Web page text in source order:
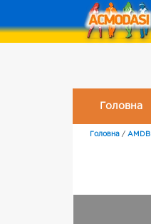
Головна
Головна / AMDB